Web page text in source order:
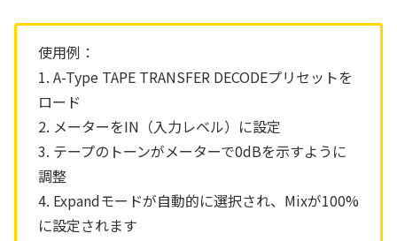
使用例：
1. A-Type TAPE TRANSFER DECODEプリセットを
ロード
2. メーターをIN（入力レベル）に設定
3. テープのトーンがメーターで0dBを示すように
調整
4. Expandモードが自動的に選択され、Mixが100%
に設定されます